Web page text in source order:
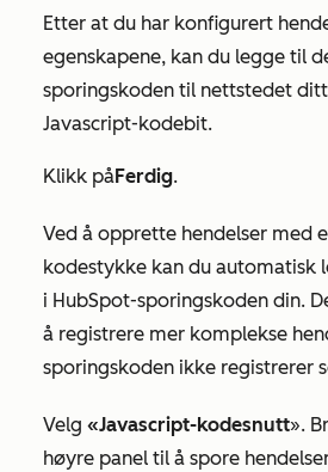
Etter at du har konfigurert
egenskapene, kan du legge til
sporingskoden til nettstedet
Javascript-kodebit.
Klikk påFerdig.
Ved å opprette hendelser med
kodestykke kan du automatisk
i HubSpot-sporingskoden din.
å registrere mer komplekse
sporingskoden ikke registrerer
Velg «Javascript-kodesnutt».
høyre panel til å spore